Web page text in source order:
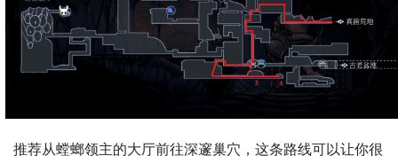
推荐从螳螂领主的大厅前往深邃巢穴，这条路线可以让你很